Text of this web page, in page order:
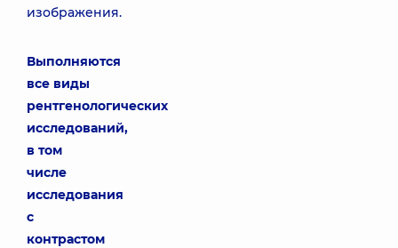
изображения.
Выполняются
все виды
рентгенологических
исследований,
в том
числе
исследования
с
контрастом